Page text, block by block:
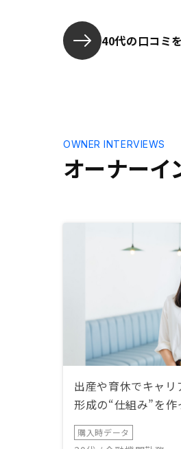
40代の口コミ
オーナーイ
OWNER INTERVIEWS
出産や育休でキャ
形成の“仕組み”を作
購入時データ